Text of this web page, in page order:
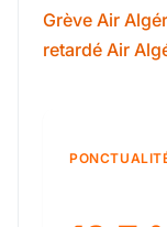
Grève Air
retardé Air